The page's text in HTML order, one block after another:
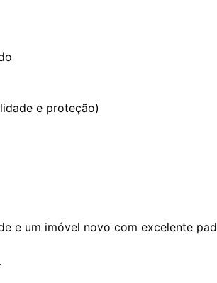
e proteção)
e um imóvel novo com excelente